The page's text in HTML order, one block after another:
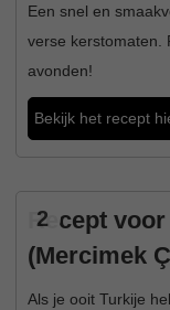
Een snel en
verse kerstomaten.
avonden!
Bekijk het recept
2
Recept
(Mercimek
Als je ooit Turkije